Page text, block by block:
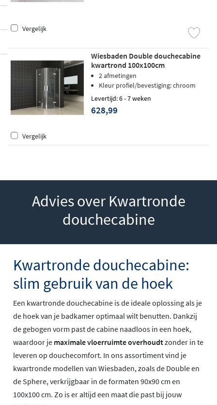
Vergelijk
Wiesbaden Double douchecabine
kwartrond 100x100cm
2 afmetingen
Kleur profiel/bevestiging: chroom
Levertijd: 6 - 7 weken
628,99
Vergelijk
Advies over Kwartronde
douchecabine
Kwartronde douchecabine:
slim gebruik van de hoek
Een kwartronde douchecabine is de ideale oplossing als je
de hoek van je badkamer optimaal wilt benutten. Dankzij
de gebogen vorm past de cabine naadloos in een hoek,
waardoor je maximale vloerruimte overhoudtzonder in te
leveren op douchecomfort. In ons assortiment vind je
kwartronde modellen van Wiesbaden, zoals de Double en
de Sphere, verkrijgbaar in de formaten 90x90 cm en
100x100 cm. Zo is er altijd een maat die past bij jouw